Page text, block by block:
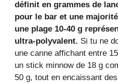
définit en grammes de
pour le bar et une
une plage 10‑40 g
ultra‑polyvalent. Si tu ne
une canne affichant entre
un stick minnow de 18 g
50 g, tout en encaissant